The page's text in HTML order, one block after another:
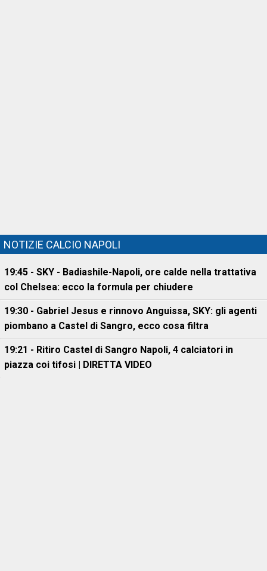
NOTIZIE CALCIO NAPOLI
19:45 - SKY - Badiashile-Napoli, ore calde nella trattativa
col Chelsea: ecco la formula per chiudere
19:30 - Gabriel Jesus e rinnovo Anguissa, SKY: gli agenti
piombano a Castel di Sangro, ecco cosa filtra
19:21 - Ritiro Castel di Sangro Napoli, 4 calciatori in
piazza coi tifosi | DIRETTA VIDEO